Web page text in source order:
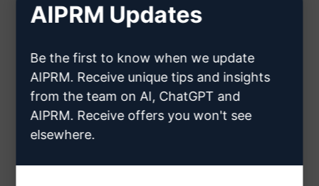
Clicca qui per sapere come
creare un account ChatGPT
ChatGPT
AIPRM Updates
Be the first to know when we update
AIPRM. Receive unique tips and insights
from the team on AI, ChatGPT and
AIPRM. Receive offers you won't see
elsewhere.